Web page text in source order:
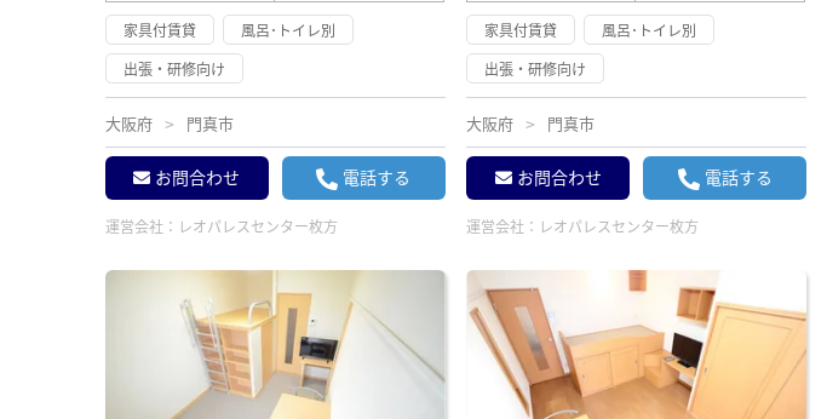
家具付賃貸
風呂･トイレ別
出張・研修向け
大阪府 門真市
お問合わせ 電話する
運営会社： レオパレスセンター枚方
家具付賃貸
風呂･トイレ別
出張・研修向け
大阪府 門真市
お問合わせ 電話する
運営会社： レオパレスセンター枚方